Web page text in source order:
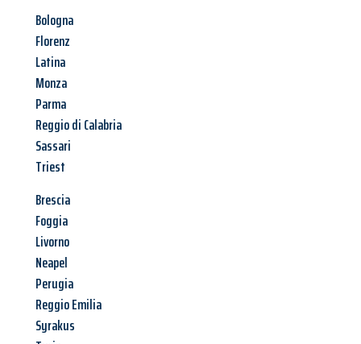
Bologna
Florenz
Latina
Monza
Parma
Reggio di Calabria
Sassari
Triest
Brescia
Foggia
Livorno
Neapel
Perugia
Reggio Emilia
Syrakus